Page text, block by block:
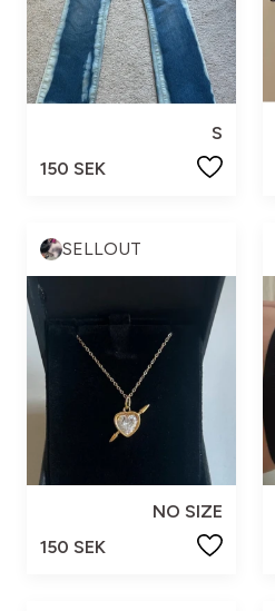
S
150 SEK
SELLOUT
NO SIZE
150 SEK